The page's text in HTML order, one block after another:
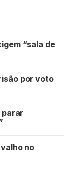
“sala de
por voto
parar
no